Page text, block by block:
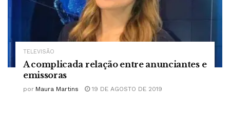
TELEVISÃO
A complicada relação entre anunciantes e
emissoras
por Maura Martins 19 DE AGOSTO DE 2019